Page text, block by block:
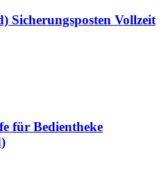
Sicherungsposten Vollzeit
für Bedientheke